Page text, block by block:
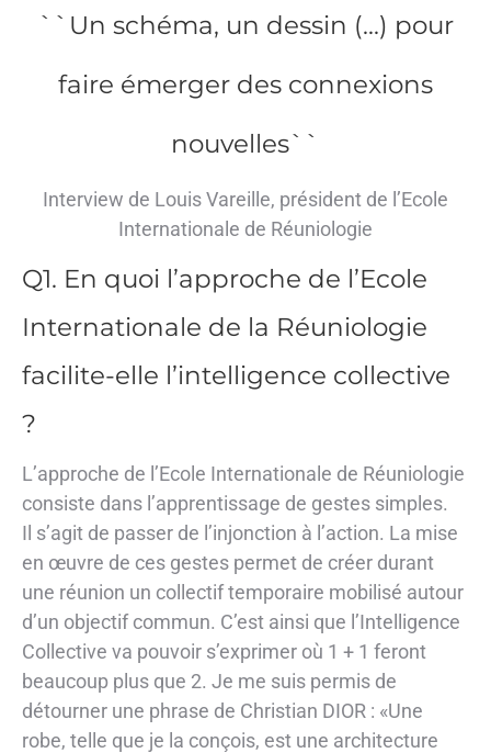
``Un schéma, un dessin (...) pour
faire émerger des connexions
nouvelles``
Interview de Louis Vareille, président de l’Ecole
Internationale de Réuniologie
Q1. En quoi l’approche de l’Ecole
Internationale de la Réuniologie
facilite-elle l’intelligence collective
?
L’approche de l’Ecole Internationale de Réuniologie
consiste dans l’apprentissage de gestes simples.
Il s’agit de passer de l’injonction à l’action. La mise
en œuvre de ces gestes permet de créer durant
une réunion un collectif temporaire mobilisé autour
d’un objectif commun. C’est ainsi que l’Intelligence
Collective va pouvoir s’exprimer où 1 + 1 feront
beaucoup plus que 2. Je me suis permis de
détourner une phrase de Christian DIOR : «Une
robe, telle que je la conçois, est une architecture